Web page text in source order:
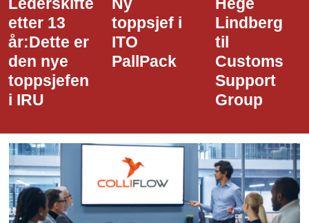
toppsjef i
ITO
PallPack
Lindberg
til
Customs
den nye
i Narvik
Havn